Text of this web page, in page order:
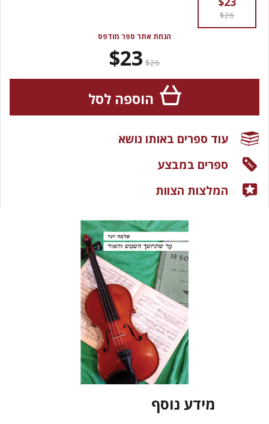
מידע נוסף
$26
הנחת אתר ספר מודפס
$26
$23
הוספה לסל
עוד ספרים באותו נושא
ספרים במבצע
המלצות הצוות